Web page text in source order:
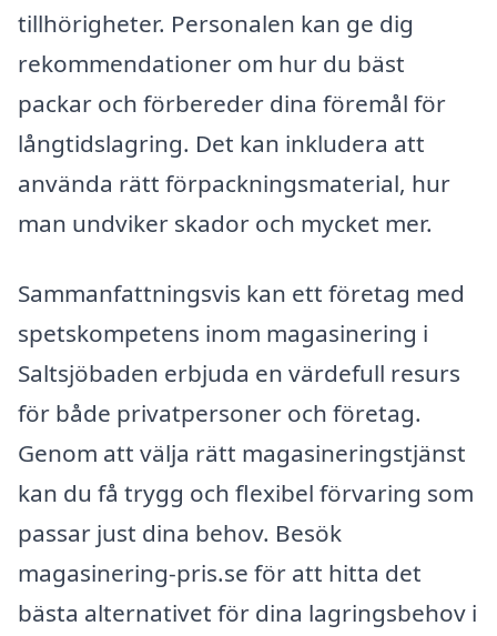
tillhörigheter. Personalen kan ge dig
rekommendationer om hur du bäst
packar och förbereder dina föremål för
långtidslagring. Det kan inkludera att
använda rätt förpackningsmaterial, hur
man undviker skador och mycket mer.
Sammanfattningsvis kan ett företag med
spetskompetens inom magasinering i
Saltsjöbaden erbjuda en värdefull resurs
för både privatpersoner och företag.
Genom att välja rätt magasineringstjänst
kan du få trygg och flexibel förvaring som
passar just dina behov. Besök
magasinering-pris.se för att hitta det
bästa alternativet för dina lagringsbehov i